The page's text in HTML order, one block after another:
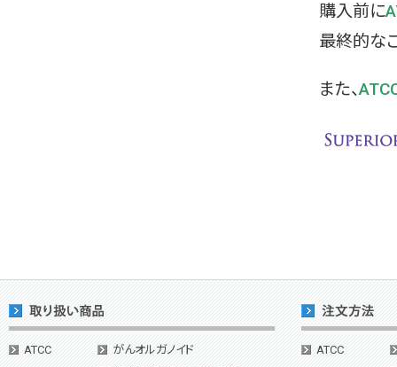
購入前に
最終的な
また、
ATCC
がんオルガノイド
ATCC